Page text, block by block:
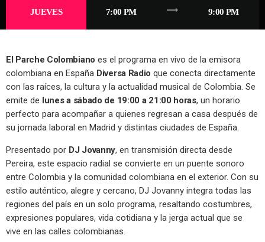
JUEVES 7:00 PM trending_flat 9:00 PM
El Parche Colombiano es el programa en vivo de la emisora
colombiana en España Diversa Radio que conecta directamente
con las raíces, la cultura y la actualidad musical de Colombia. Se
emite de lunes a sábado de 19:00 a 21:00 horas, un horario
perfecto para acompañar a quienes regresan a casa después de
su jornada laboral en Madrid y distintas ciudades de España.
Presentado por DJ Jovanny, en transmisión directa desde
Pereira, este espacio radial se convierte en un puente sonoro
entre Colombia y la comunidad colombiana en el exterior. Con su
estilo auténtico, alegre y cercano, DJ Jovanny integra todas las
regiones del país en un solo programa, resaltando costumbres,
expresiones populares, vida cotidiana y la jerga actual que se
vive en las calles colombianas.